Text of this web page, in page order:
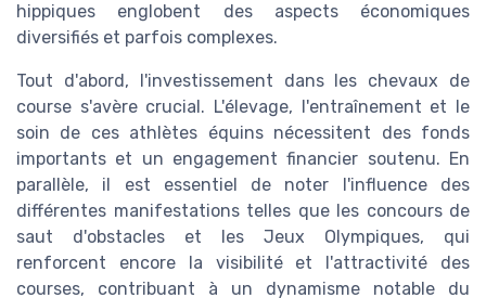
hippiques englobent des aspects économiques
diversifiés et parfois complexes.
Tout d'abord, l'investissement dans les chevaux de
course s'avère crucial. L'élevage, l'entraînement et le
soin de ces athlètes équins nécessitent des fonds
importants et un engagement financier soutenu. En
parallèle, il est essentiel de noter l'influence des
différentes manifestations telles que les concours de
saut d'obstacles et les Jeux Olympiques, qui
renforcent encore la visibilité et l'attractivité des
courses, contribuant à un dynamisme notable du